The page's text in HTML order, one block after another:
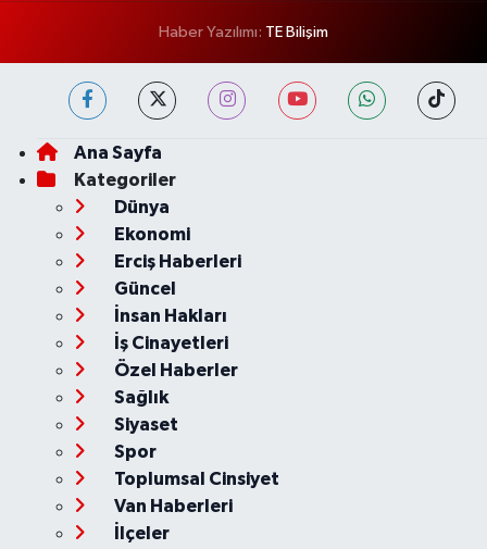
Haber Yazılımı: TE Bilişim
Ana Sayfa
Kategoriler
Dünya
Ekonomi
Erciş Haberleri
Güncel
İnsan Hakları
İş Cinayetleri
Özel Haberler
Sağlık
Siyaset
Spor
Toplumsal Cinsiyet
Van Haberleri
İlçeler